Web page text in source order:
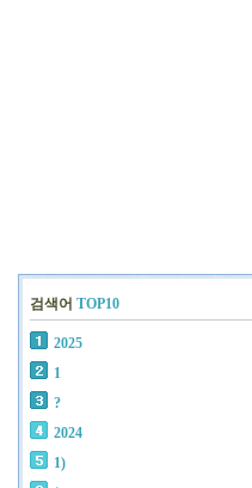
검색어 TOP10
2025
1
?
2024
1)